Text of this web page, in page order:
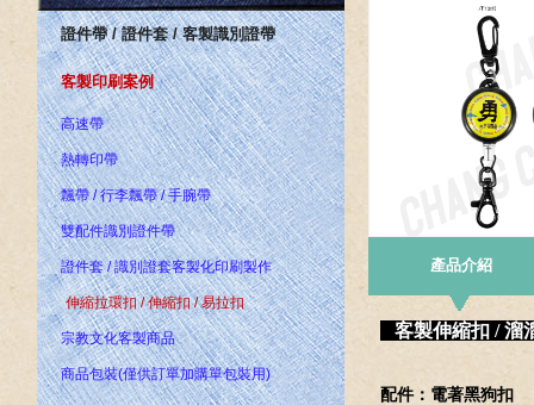
證件帶 / 證件套 / 客製識別證帶
客製印刷案例
高速帶
熱轉印帶
飄帶 / 行李飄帶 / 手腕帶
雙配件識別證件帶
證件套 / 識別證套客製化印刷製作
伸縮拉環扣 / 伸縮扣 / 易拉扣
宗教文化客製商品
商品包裝(僅供訂單加購單包裝用)
產品介紹
客製伸縮扣 /
配件：電著黑狗扣